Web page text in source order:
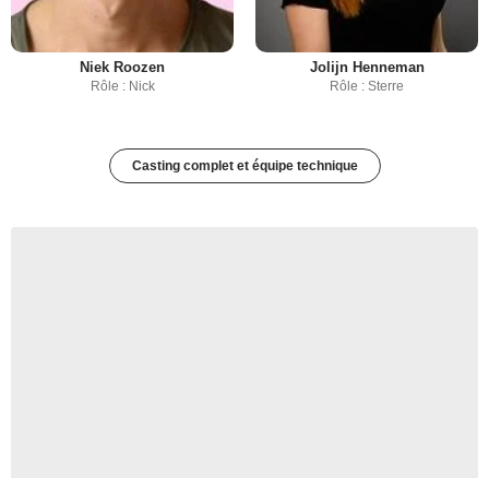
Niek Roozen
Rôle : Nick
Jolijn Henneman
Rôle : Sterre
Casting complet et équipe technique